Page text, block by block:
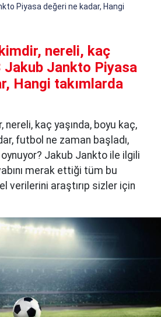
Piyasa değeri ne kadar, Hangi
nereli, kaç
Jakub Jankto Piyasa
Hangi takımlarda
kaç yaşında, boyu kaç,
futbol ne zaman başladı,
Jakub Jankto ile ilgili
merak ettiği tüm bu
verilerini araştırıp sizler için